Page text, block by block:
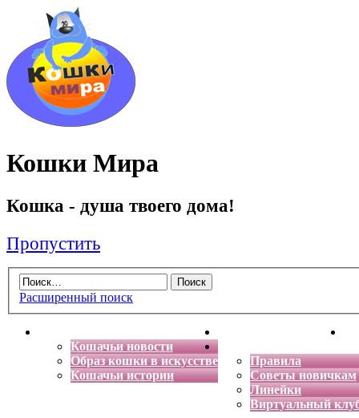
Кошки Мира
Кошка - душа твоего дома!
Пропустить
Расширенный поиск
Кошачьи новости
Образ кошки в искусстве
Кошачьи истории
Энциклопедия кошек
Правила
Советы новичкам
Линейки
Виртуальный